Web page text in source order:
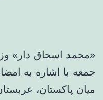
«محمد اسحاق دار»
جمعه با اشاره به
میان پاکستان،